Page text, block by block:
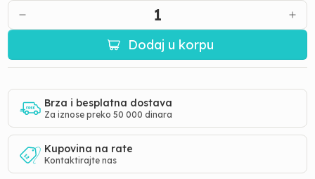
1
Dodaj u korpu
Brza i besplatna dostava
Za iznose preko 50 000 dinara
Kupovina na rate
Kontaktirajte nas